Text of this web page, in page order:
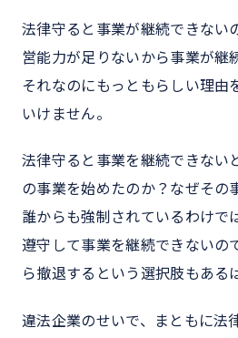
法律守ると事業が継続できない
営能力が足りないから事業が継
それなのにもっともらしい理由
いけません。
法律守ると事業を継続できない
の事業を始めたのか？なぜその
誰からも強制されているわけで
遵守して事業を継続できないの
ら撤退するという選択肢もある
違法企業のせいで、まともに法